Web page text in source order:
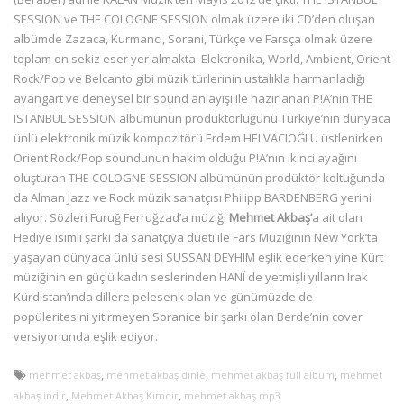
SESSION ve THE COLOGNE SESSION olmak üzere iki CD’den oluşan
albümde Zazaca, Kurmanci, Sorani, Türkçe ve Farsça olmak üzere
toplam on sekiz eser yer almakta. Elektronika, World, Ambient, Orient
Rock/Pop ve Belcanto gibi müzik türlerinin ustalıkla harmanladığı
avangart ve deneysel bir sound anlayışı ile hazırlanan P!A’nın THE
ISTANBUL SESSION albümünün prodüktörlüğünü Türkiye’nin dünyaca
ünlü elektronik müzik kompozitörü Erdem HELVACIOĞLU üstlenirken
Orient Rock/Pop soundunun hakim olduğu P!A’nın ikinci ayağını
oluşturan THE COLOGNE SESSION albümünün prodüktör koltuğunda
da Alman Jazz ve Rock müzik sanatçısı Philipp BARDENBERG yerini
alıyor. Sözleri Furuğ Ferruğzad’a müziği Mehmet Akbaş’a ait olan
Hediye isimli şarkı da sanatçıya düeti ile Fars Müziğinin New York’ta
yaşayan dünyaca ünlü sesi SUSSAN DEYHIM eşlik ederken yine Kürt
müziğinin en güçlü kadın seslerinden HANÎ de yetmişli yılların Irak
Kürdistan’ında dillere pelesenk olan ve günümüzde de
popüleritesini yitirmeyen Soranice bir şarkı olan Berde’nin cover
versiyonunda eşlik ediyor.
mehmet akbaş, mehmet akbaş dinle, mehmet akbaş full album, mehmet
akbaş indir, Mehmet Akbaş Kimdir, mehmet akbaş mp3